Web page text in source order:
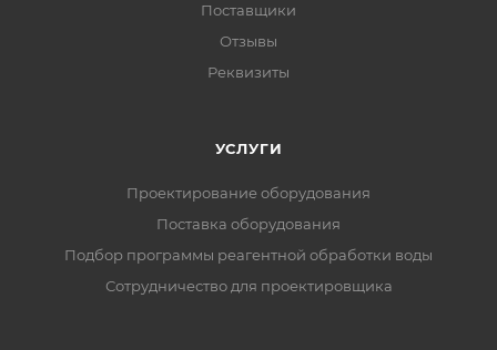
Поставщики
Отзывы
Реквизиты
УСЛУГИ
Проектирование оборудования
Поставка оборудования
Подбор программы реагентной обработки воды
Сотрудничество для проектировщика